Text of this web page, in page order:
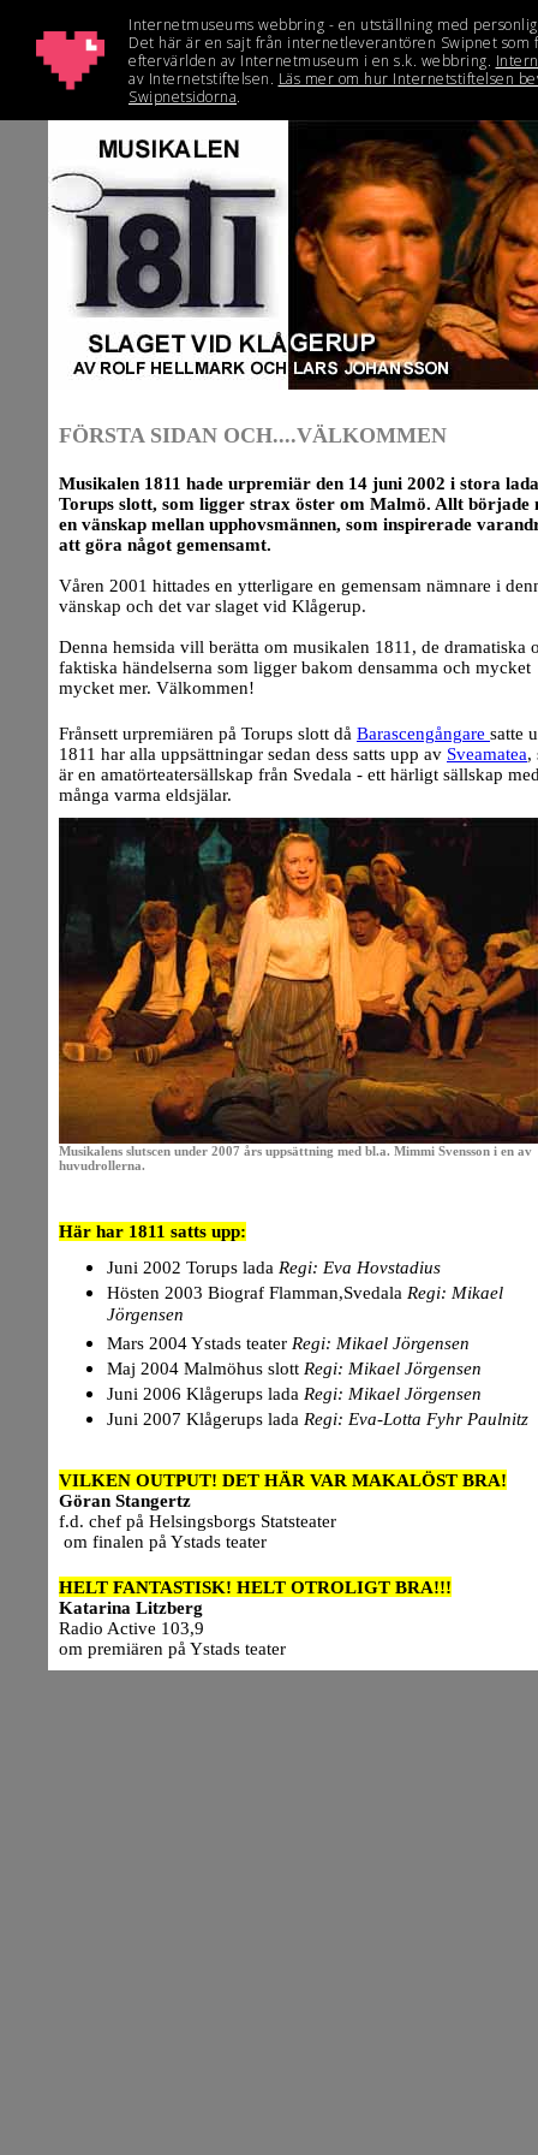
FÖRSTA SIDAN OCH....VÄLKOMMEN
Musikalen 1811 hade urpremiär den 14 juni 2002 i stora
Torups slott, som ligger strax öster om Malmö. Allt började
en vänskap mellan upphovsmännen, som inspirerade
att göra något gemensamt.
Våren 2001 hittades en ytterligare en gemensam nämnare i
vänskap och det var slaget vid Klågerup.
Denna hemsida vill berätta om musikalen 1811, de dramatiska
faktiska händelserna som ligger bakom densamma och mycket
mycket mer. Välkommen!
Frånsett urpremiären på Torups slott då Barascengångare satte
1811 har alla uppsättningar sedan dess satts upp av Sveamatea,
är en amatörteatersällskap från Svedala - ett härligt sällskap
många varma eldsjälar.
Musikalens slutscen under 2007 års uppsättning med bl.a. Mimmi Svensson i en av
huvudrollerna.
Här har 1811 satts upp:
Juni 2002 Torups lada Regi: Eva Hovstadius
Hösten 2003 Biograf Flamman,Svedala Regi: Mikael
Jörgensen
Mars 2004 Ystads teater Regi: Mikael Jörgensen
Maj 2004 Malmöhus slott Regi: Mikael Jörgensen
Juni 2006 Klågerups lada Regi: Mikael Jörgensen
Juni 2007 Klågerups lada Regi: Eva-Lotta Fyhr Paulnitz
VILKEN OUTPUT! DET HÄR VAR MAKALÖST BRA!
Göran Stangertz
f.d. chef på Helsingsborgs Statsteater
om finalen på Ystads teater
HELT FANTASTISK! HELT OTROLIGT BRA!!!
Katarina Litzberg
Radio Active 103,9
om premiären på Ystads teater